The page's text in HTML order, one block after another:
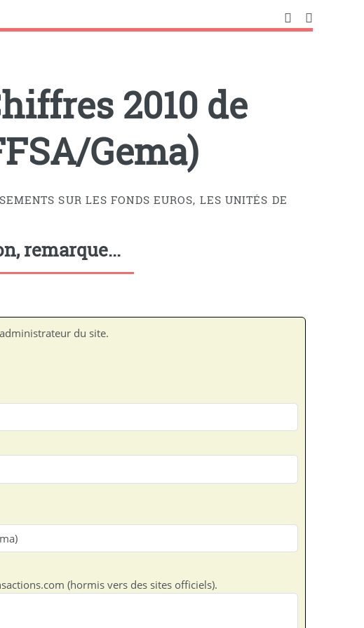
2010 de
Gema)
SUR LES FONDS EUROS, LES UNITÉS DE
remarque...
du site.
(hormis vers des sites officiels).